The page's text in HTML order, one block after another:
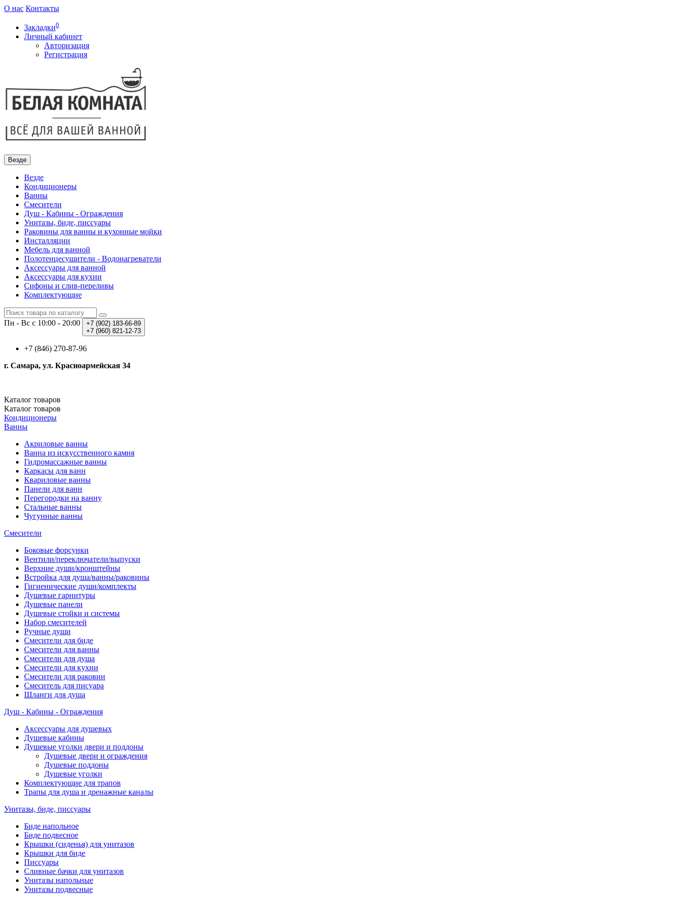
О нас Контакты
Закладки0
Личный кабинет
Авторизация
Регистрация
Везде
Везде
Кондиционеры
Ванны
Смесители
Душ - Кабины - Ограждения
Унитазы, биде, писсуары
Раковины для ванны и кухонные мойки
Инсталляции
Мебель для ванной
Полотенцесушители - Водонагреватели
Аксессуары для ванной
Аксессуары для кухни
Сифоны и слив-переливы
Комплектующие
Пн - Вс с 10:00 - 20:00 +7 (902) 183-66-89
+7 (960) 821-12-73
+7 (846) 270-87-96
г. Самара, ул. Красноармейская 34
Каталог товаров
Каталог товаров
Кондиционеры
Ванны
Акриловые ванны
Ванна из искусственного камня
Гидромассажные ванны
Каркасы для ванн
Квариловые ванны
Панели для ванн
Перегородки на ванну
Стальные ванны
Чугунные ванны
Смесители
Боковые форсунки
Вентили/переключатели/выпуски
Верхние души/кронштейны
Встройка для душа/ванны/раковины
Гигиенические души/комплекты
Душевые гарнитуры
Душевые панели
Душевые стойки и системы
Набор смесителей
Ручные души
Смесители для биде
Смесители для ванны
Смесители для душа
Смесители для кухни
Смесители для раковин
Смеситель для писуара
Шланги для душа
Душ - Кабины - Ограждения
Аксессуары для душевых
Душевые кабины
Душевые уголки двери и поддоны
Душевые двери и ограждения
Душевые поддоны
Душевые уголки
Комплектующие для трапов
Трапы для душа и дренажные каналы
Унитазы, биде, писсуары
Биде напольное
Биде подвесное
Крышки (сиденья) для унитазов
Крышки для биде
Писсуары
Сливные бачки для унитазов
Унитазы напольные
Унитазы подвесные